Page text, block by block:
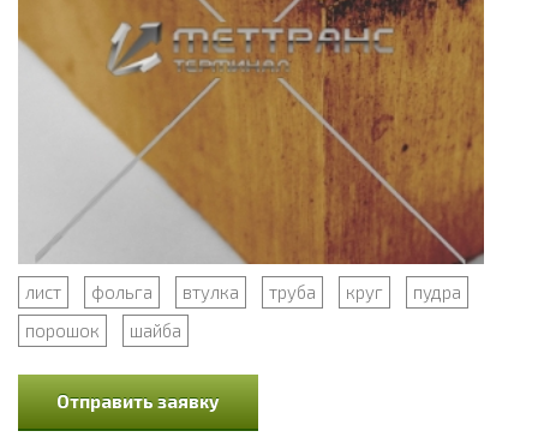
лист фольга втулка труба круг
пудра
порошок
шайба
Отправить заявку